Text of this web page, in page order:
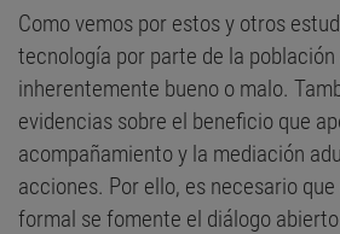
Como vemos por estos y otros
tecnología por parte de la
inherentemente bueno o malo.
evidencias sobre el beneficio que
acompañamiento y la mediación
acciones. Por ello, es necesario
formal se fomente el diálogo